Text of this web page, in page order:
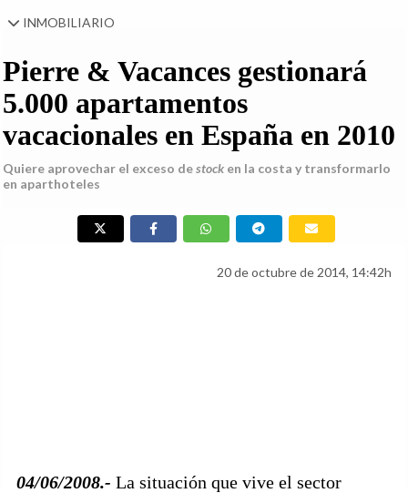
INMOBILIARIO
Pierre & Vacances gestionará
5.000 apartamentos
vacacionales en España en 2010
Quiere aprovechar el exceso destock en la costa y transformarlo
en aparthoteles
20 de octubre de 2014, 14:42h
04/06/2008.- La situación que vive el sector